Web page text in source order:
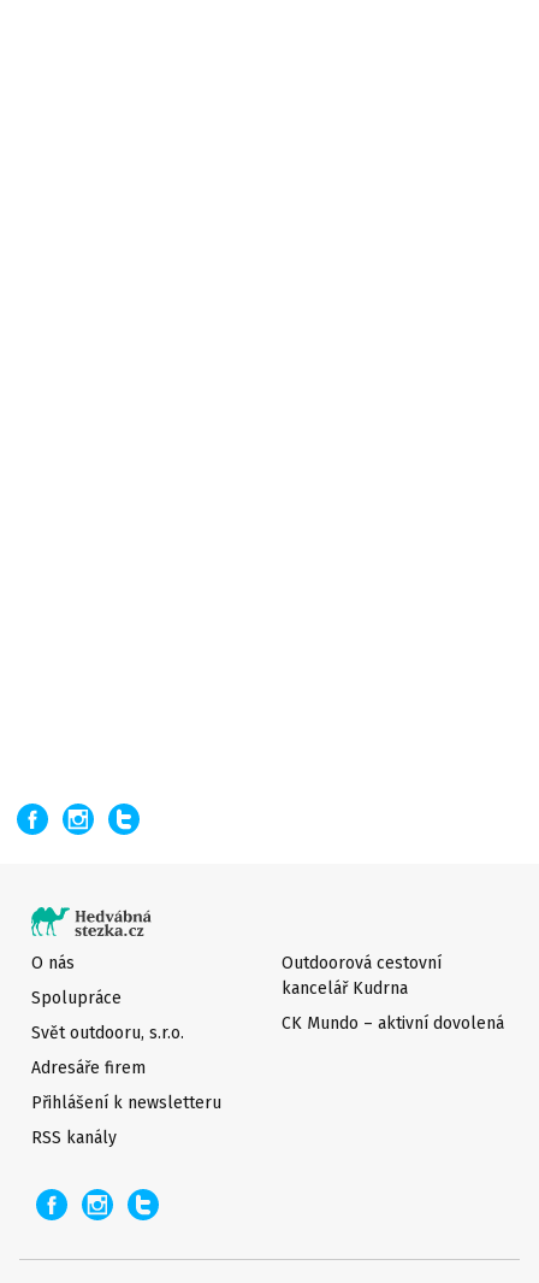
O nás
Spolupráce
Svět outdooru, s.r.o.
Adresáře firem
Přihlášení k newsletteru
Outdoorová cestovní
kancelář Kudrna
CK Mundo – aktivní dovolená
RSS kanály